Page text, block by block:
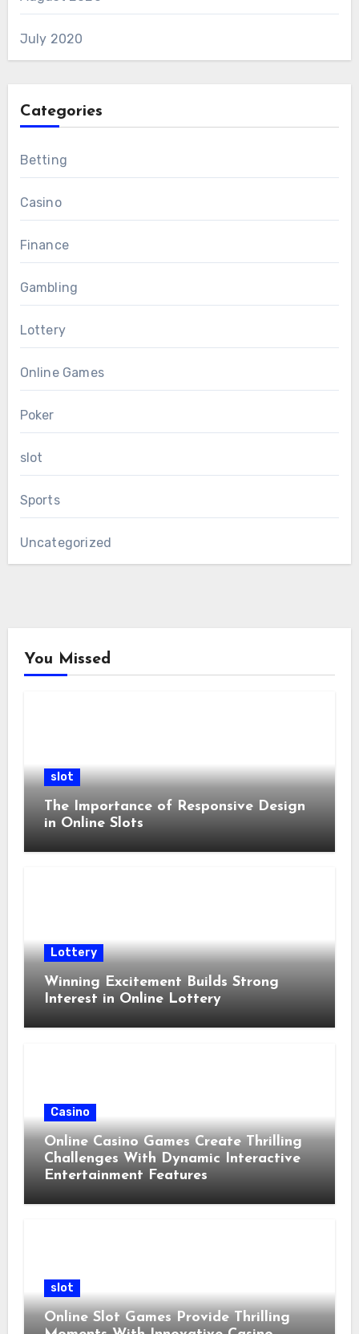
July 2020
Categories
Betting
Casino
Finance
Gambling
Lottery
Online Games
Poker
slot
Sports
Uncategorized
You Missed
slot
The Importance of Responsive Design
in Online Slots
Lottery
Winning Excitement Builds Strong
Interest in Online Lottery
Casino
Online Casino Games Create Thrilling
Challenges With Dynamic Interactive
Entertainment Features
slot
Online Slot Games Provide Thrilling